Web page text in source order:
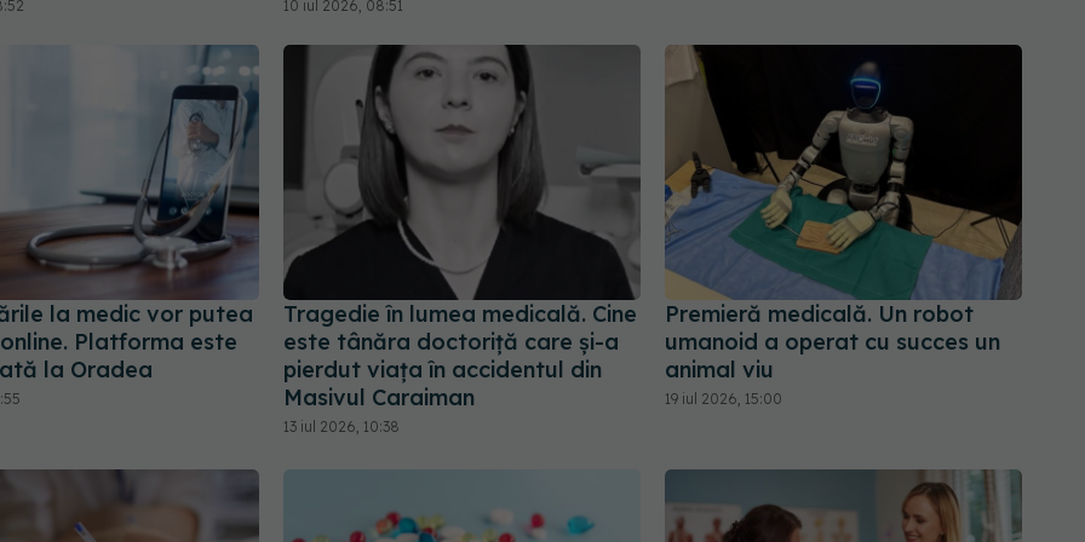
10 iul 2026, 08:51
la medic vor putea
Platforma este
la Oradea
Tragedie în lumea medicală. Cine
este tânăra doctoriță care și-a
pierdut viața în accidentul din
Masivul Caraiman
13 iul 2026, 10:38
Premieră medicală. Un robot
umanoid a operat cu succes un
animal viu
19 iul 2026, 15:00